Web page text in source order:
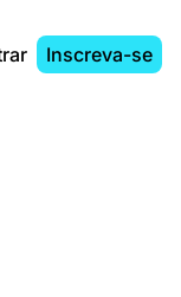
Inscreva-se